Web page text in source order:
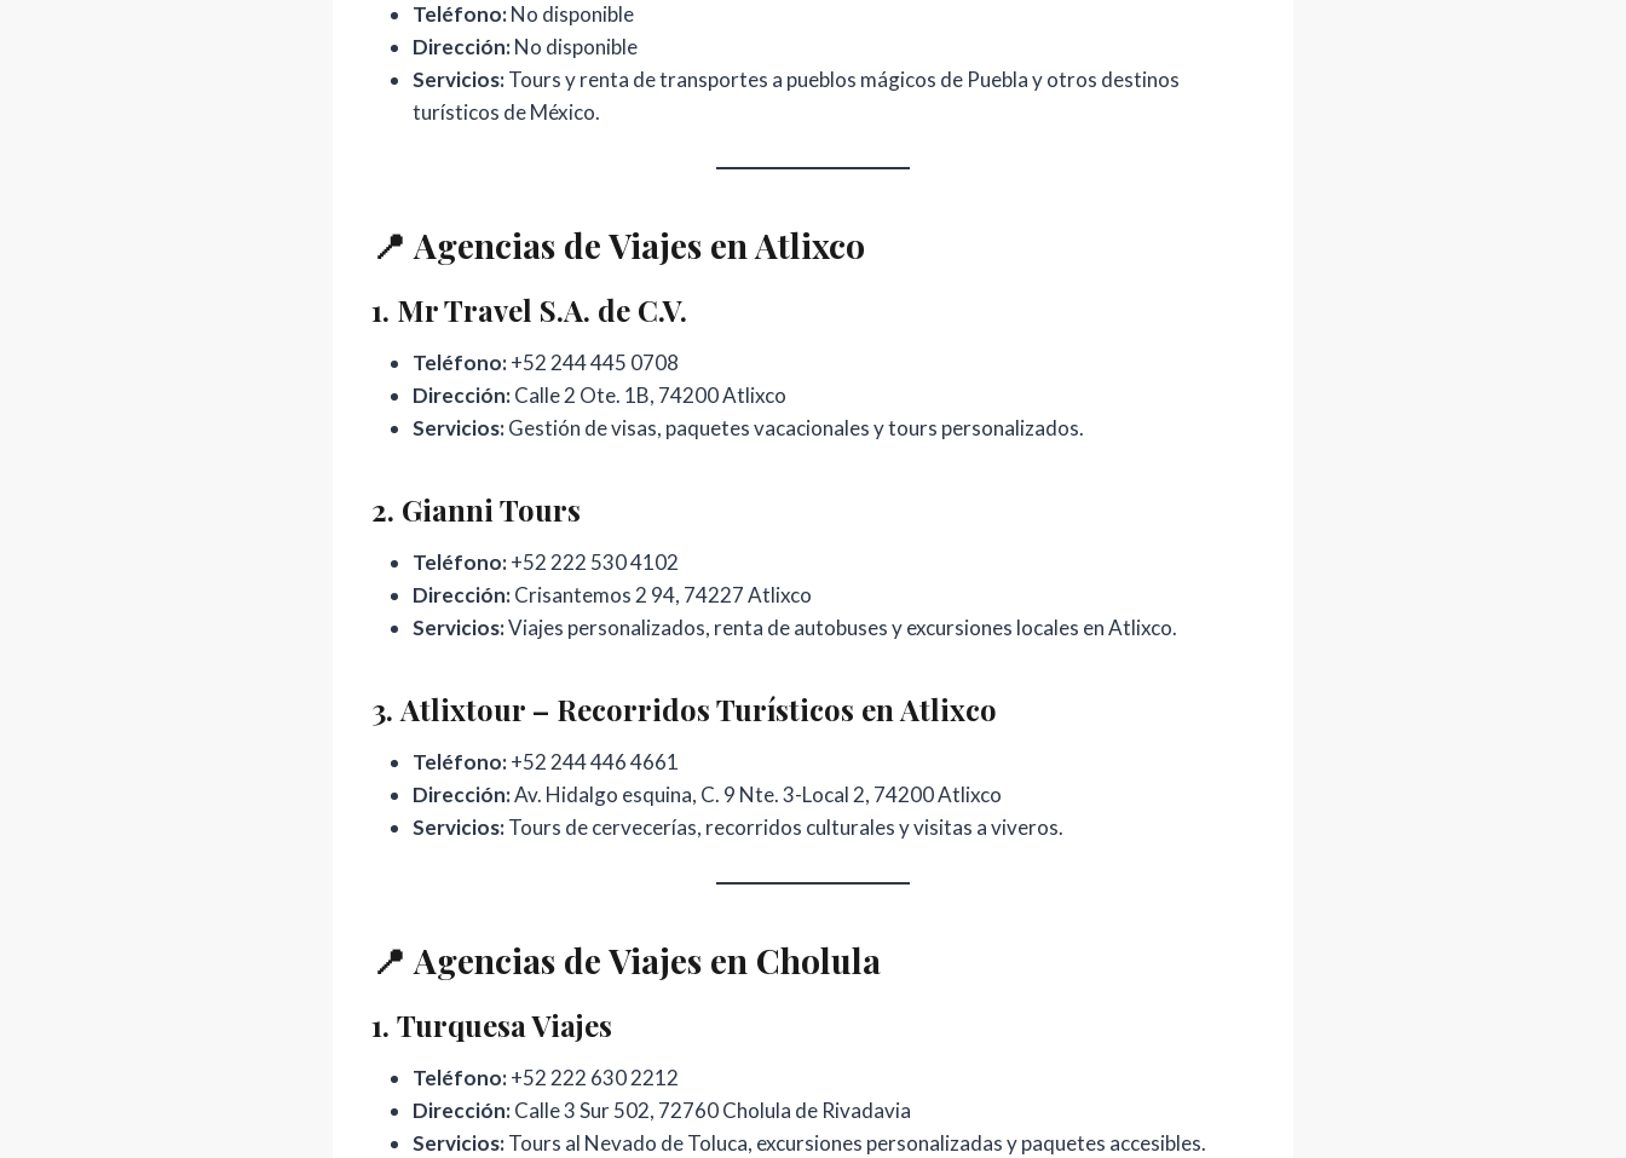
Teléfono:No disponible
Dirección:No disponible
Servicios:Tours y renta de transportes a pueblos mágicos de Puebla y otros destinos
turísticos de México.
📍 Agencias de Viajes en Atlixco
1. Mr Travel S.A. de C.V.
Teléfono:+52 244 445 0708
Dirección:Calle 2 Ote. 1B, 74200 Atlixco
Servicios:Gestión de visas, paquetes vacacionales y tours personalizados.
2. Gianni Tours
Teléfono:+52 222 530 4102
Dirección:Crisantemos 2 94, 74227 Atlixco
Servicios:Viajes personalizados, renta de autobuses y excursiones locales en Atlixco.
3. Atlixtour – Recorridos Turísticos en Atlixco
Teléfono:+52 244 446 4661
Dirección:Av. Hidalgo esquina, C. 9 Nte. 3-Local 2, 74200 Atlixco
Servicios:Tours de cervecerías, recorridos culturales y visitas a viveros.
📍 Agencias de Viajes en Cholula
1. Turquesa Viajes
Teléfono:+52 222 630 2212
Dirección:Calle 3 Sur 502, 72760 Cholula de Rivadavia
Servicios:Tours al Nevado de Toluca, excursiones personalizadas y paquetes accesibles.